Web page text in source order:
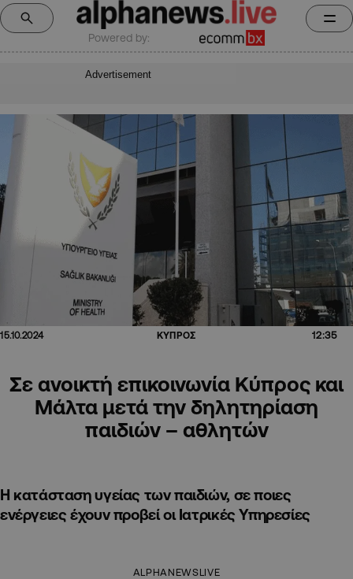
Powered by:
Advertisement
15.10.2024 ΚΥΠΡΟΣ 12:35
Σε ανοικτή επικοινωνία Κύπρος και
Μάλτα μετά την δηλητηρίαση
παιδιών – αθλητών
Η κατάσταση υγείας των παιδιών, σε ποιες
ενέργειες έχουν προβεί οι Ιατρικές Υπηρεσίες
ALPHANEWSLIVE